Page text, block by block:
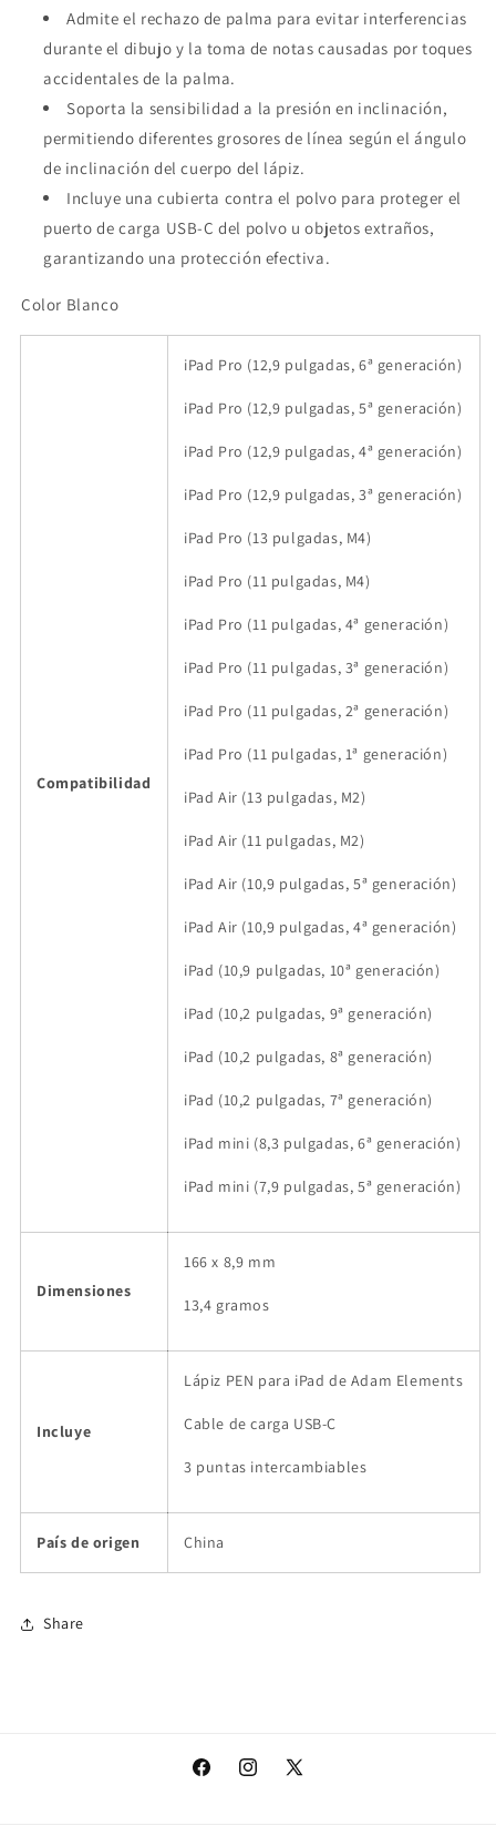
Admite el rechazo de palma para evitar interferencias
durante el dibujo y la toma de notas causadas por toques
accidentales de la palma.
Soporta la sensibilidad a la presión en inclinación,
permitiendo diferentes grosores de línea según el ángulo
de inclinación del cuerpo del lápiz.
Incluye una cubierta contra el polvo para proteger el
puerto de carga USB-C del polvo u objetos extraños,
garantizando una protección efectiva.
Color Blanco
Compatibilidad
iPad Pro (12,9 pulgadas, 6ª generación)
iPad Pro (12,9 pulgadas, 5ª generación)
iPad Pro (12,9 pulgadas, 4ª generación)
iPad Pro (12,9 pulgadas, 3ª generación)
iPad Pro (13 pulgadas, M4)
iPad Pro (11 pulgadas, M4)
iPad Pro (11 pulgadas, 4ª generación)
iPad Pro (11 pulgadas, 3ª generación)
iPad Pro (11 pulgadas, 2ª generación)
iPad Pro (11 pulgadas, 1ª generación)
iPad Air (13 pulgadas, M2)
iPad Air (11 pulgadas, M2)
iPad Air (10,9 pulgadas, 5ª generación)
iPad Air (10,9 pulgadas, 4ª generación)
iPad (10,9 pulgadas, 10ª generación)
iPad (10,2 pulgadas, 9ª generación)
iPad (10,2 pulgadas, 8ª generación)
iPad (10,2 pulgadas, 7ª generación)
iPad mini (8,3 pulgadas, 6ª generación)
iPad mini (7,9 pulgadas, 5ª generación)
Dimensiones
166 x 8,9 mm
13,4 gramos
Incluye
Lápiz PEN para iPad de Adam Elements
Cable de carga USB-C
3 puntas intercambiables
País de origen China
Share
FacebookInstagram
X